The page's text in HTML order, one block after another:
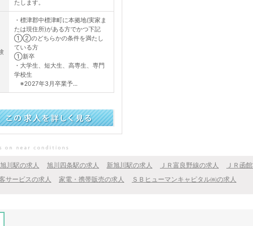
たします。
・標津郡中標津町に本拠地(実家ま
たは現住所)がある方でかつ下記
①②のどちらかの条件を満たし
ている方
①新卒
・大学生、短大生、高専生、専門
学校生
※2027年3月卒業予...
旭川駅の求人 旭川四条駅の求人 新旭川駅の求人 ＪＲ富良野線の求人 ＪＲ函
サービスの求人 家電・携帯販売の求人 ＳＢヒューマンキャピタル㈱の求人